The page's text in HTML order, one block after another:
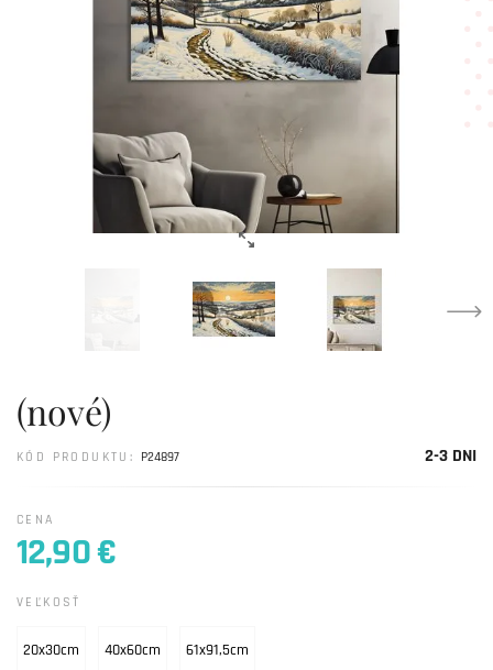
(nové)
2-3 DNI
KÓD PRODUKTU: P24897
CENA
12,90 €
VEĽKOSŤ
20x30cm 40x60cm 61x91,5cm